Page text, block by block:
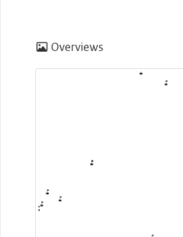
Overviews